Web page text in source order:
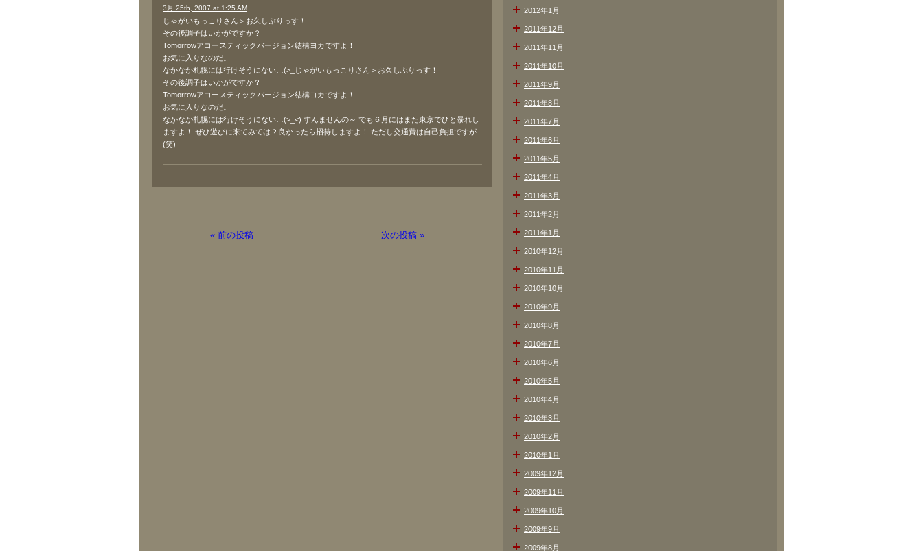
3月 25th, 2007 at 1:25 AM
じゃがいもっこりさん＞お久しぶりっす！
その後調子はいかがですか？
Tomorrowアコースティックバージョン結構ヨカですよ！
お気に入りなのだ。
なかなか札幌には行けそうにない…(>_じゃがいもっこりさん＞お久しぶりっす！
その後調子はいかがですか？
Tomorrowアコースティックバージョン結構ヨカですよ！
お気に入りなのだ。
なかなか札幌には行けそうにない…(>_<) すんませんの～ でも６月にはまた東京でひと暴れし
ますよ！ ぜひ遊びに来てみては？良かったら招待しますよ！ ただし交通費は自己負担ですが
(笑)
« 前の投稿 次の投稿 »
2012年1月
2011年12月
2011年11月
2011年10月
2011年9月
2011年8月
2011年7月
2011年6月
2011年5月
2011年4月
2011年3月
2011年2月
2011年1月
2010年12月
2010年11月
2010年10月
2010年9月
2010年8月
2010年7月
2010年6月
2010年5月
2010年4月
2010年3月
2010年2月
2010年1月
2009年12月
2009年11月
2009年10月
2009年9月
2009年8月